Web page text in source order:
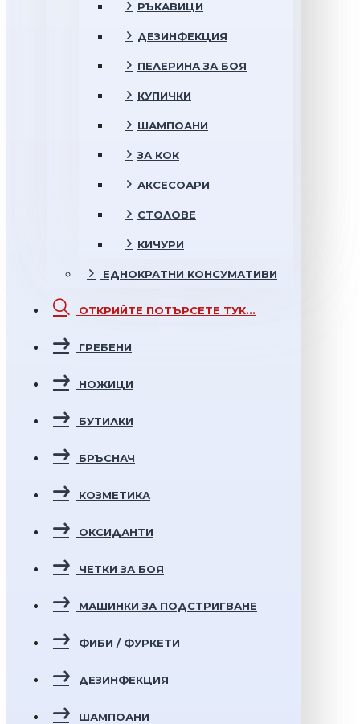
РЪКАВИЦИ
ДЕЗИНФЕКЦИЯ
ПЕЛЕРИНА ЗА БОЯ
КУПИЧКИ
ШАМПОАНИ
ЗА КОК
АКСЕСОАРИ
СТОЛОВЕ
КИЧУРИ
ЕДНОКРАТНИ КОНСУМАТИВИ
ОТКРИЙТЕ ПОТЪРСЕТЕ ТУК...
ГРЕБЕНИ
НОЖИЦИ
БУТИЛКИ
БРЪСНАЧ
КОЗМЕТИКА
ОКСИДАНТИ
ЧЕТКИ ЗА БОЯ
МАШИНКИ ЗА ПОДСТРИГВАНЕ
ФИБИ / ФУРКЕТИ
ДЕЗИНФЕКЦИЯ
ШАМПОАНИ